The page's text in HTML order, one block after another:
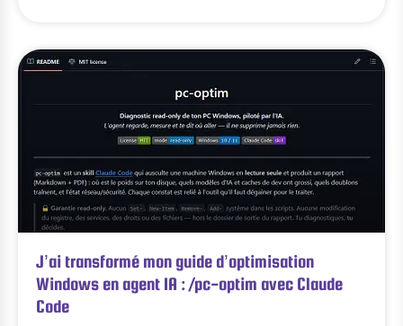
J’ai transformé mon guide d’optimisation
Windows en agent IA : /pc-optim avec Claude
Code